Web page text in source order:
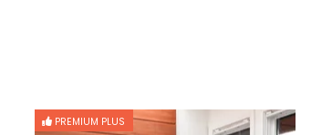
PREMIUM PLUS